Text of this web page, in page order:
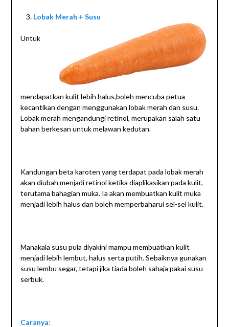
Lobak Merah + Susu
Untuk
mendapatkan kulit lebih halus,boleh mencuba petua
kecantikan dengan menggunakan lobak merah dan susu.
Lobak merah mengandungi retinol, merupakan salah satu
bahan berkesan untuk melawan kedutan.
Kandungan beta karoten yang terdapat pada lobak merah
akan diubah menjadi retinol ketika diaplikasikan pada kulit,
terutama bahagian muka. Ia akan membuatkan kulit muka
menjadi lebih halus dan boleh memperbaharui sel-sel kulit.
Manakala susu pula diyakini mampu membuatkan kulit
menjadi lebih lembut, halus serta putih. Sebaiknya gunakan
susu lembu segar, tetapi jika tiada boleh sahaja pakai susu
serbuk.
Caranya: